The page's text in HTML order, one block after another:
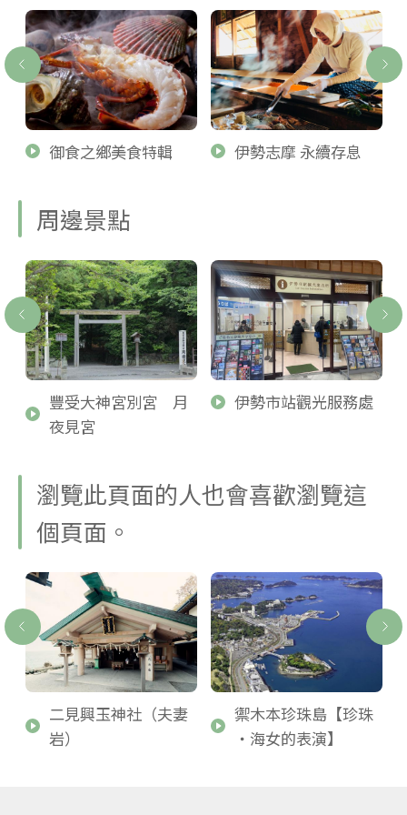
御食之鄉美食特輯 伊勢志摩 永續存息
周邊景點
豐受大神宮別宮 月
夜見宮
伊勢市站觀光服務處
瀏覽此頁面的人也會喜歡瀏覽這
個頁面。
二見興玉神社（夫妻
岩）
禦木本珍珠島【珍珠
・海女的表演】